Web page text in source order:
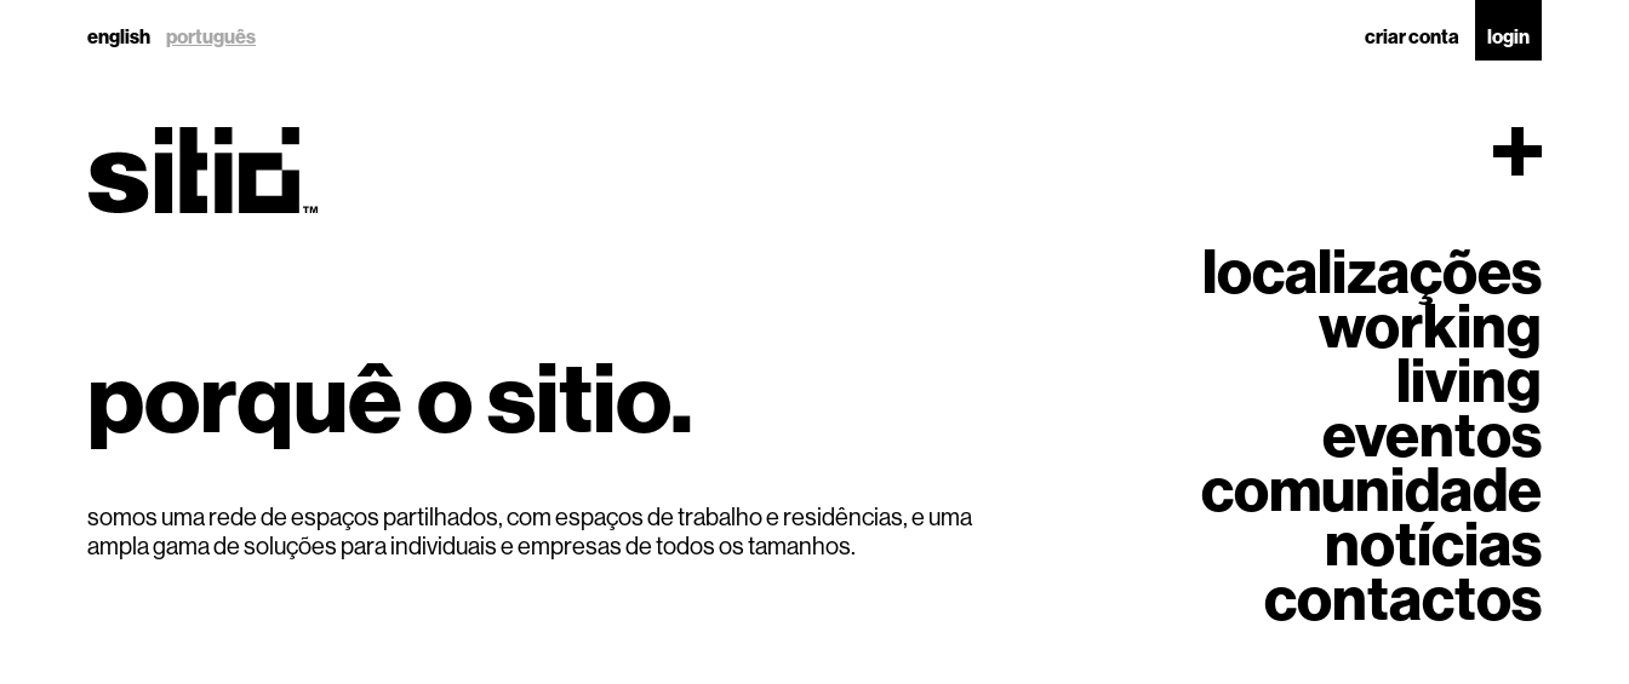
english português criar conta login
sitio
localizações
working
living
eventos
comunidade
notícias
contactos
sitio
porquê o sitio.
somos uma rede de espaços partilhados, com espaços de trabalho e residências, e uma
ampla gama de soluções para individuais e empresas de todos os tamanhos.